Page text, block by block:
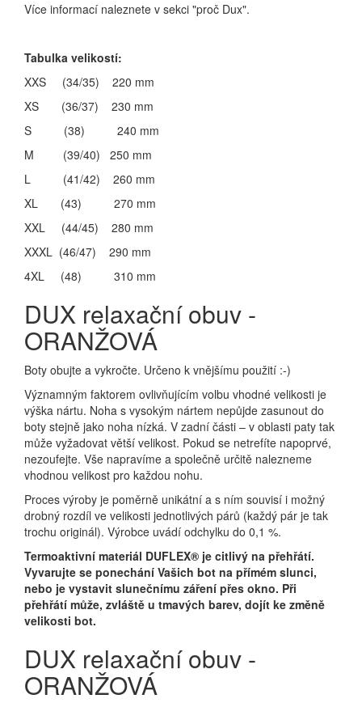
Více informací naleznete v sekci "proč Dux".
Tabulka velikostí:
XXS (34/35) 220 mm
XS (36/37) 230 mm
S (38) 240 mm
M (39/40) 250 mm
L (41/42) 260 mm
XL (43) 270 mm
XXL (44/45) 280 mm
XXXL (46/47) 290 mm
4XL (48) 310 mm
DUX relaxační obuv -
ORANŽOVÁ
Boty obujte a vykročte. Určeno k vnějšímu použití :-)
Významným faktorem ovlivňujícím volbu vhodné velikosti je
výška nártu. Noha s vysokým nártem nepůjde zasunout do
boty stejně jako noha nízká. V zadní části – v oblasti paty tak
může vyžadovat větší velikost. Pokud se netrefíte napoprvé,
nezoufejte. Vše napravíme a společně určitě nalezneme
vhodnou velikost pro každou nohu.
Proces výroby je poměrně unikátní a s ním souvisí i možný
drobný rozdíl ve velikosti jednotlivých párů (každý pár je tak
trochu originál). Výrobce uvádí odchylku do 0,1 %.
Termoaktivní materiál DUFLEX® je citlivý na přehřátí.
Vyvarujte se ponechání Vašich bot na přímém slunci,
nebo je vystavit slunečnímu záření přes okno. Při
přehřátí může, zvláště u tmavých barev, dojít ke změně
velikosti bot.
DUX relaxační obuv -
ORANŽOVÁ